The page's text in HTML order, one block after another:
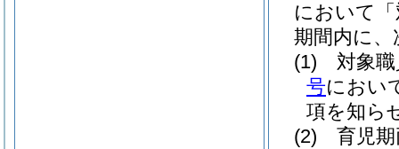
において
期間内に
(1)
対象
号におい
項を知ら
(2)
育児